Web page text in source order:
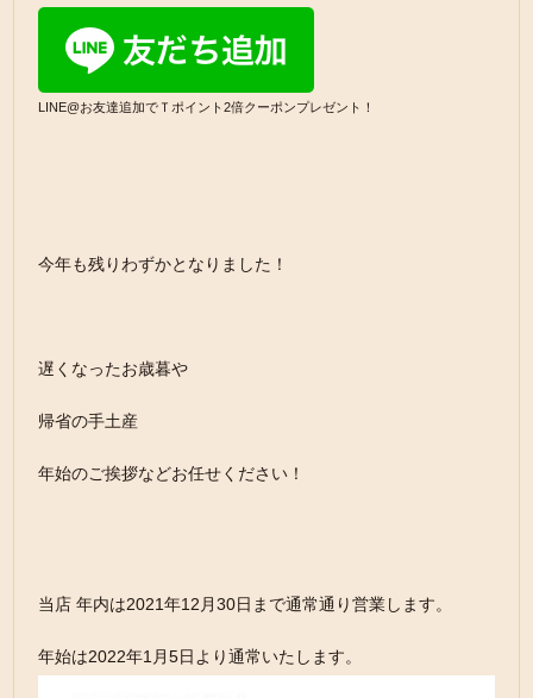
LINE@お友達追加でＴポイント2倍クーポンプレゼント！
今年も残りわずかとなりました！
遅くなったお歳暮や
帰省の手土産
年始のご挨拶などお任せください！
当店 年内は2021年12月30日まで通常通り営業します。
年始は2022年1月5日より通常いたします。